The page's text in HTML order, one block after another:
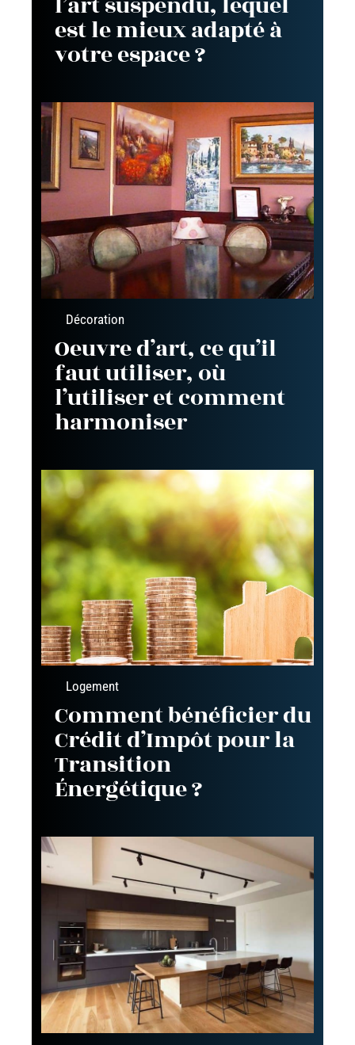
est le mieux adapté à
votre espace ?
Décoration
Oeuvre d’art, ce qu’il
faut utiliser, où
l’utiliser et comment
harmoniser
Logement
Comment bénéficier du
Crédit d’Impôt pour la
Transition
Énergétique ?